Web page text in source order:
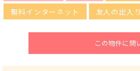
無料インターネット
友人の出入
この物件に問